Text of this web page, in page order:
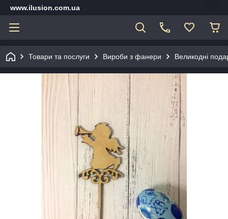
www.ilusion.com.ua
Товари та послуги Вироби з фанери Великодні